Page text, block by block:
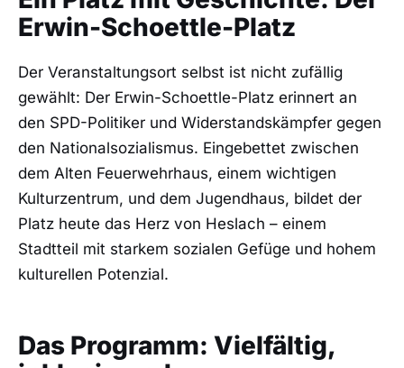
Erwin-Schoettle-Platz
Der Veranstaltungsort selbst ist nicht zufällig
gewählt: Der Erwin-Schoettle-Platz erinnert an
den SPD-Politiker und Widerstandskämpfer gegen
den Nationalsozialismus. Eingebettet zwischen
dem Alten Feuerwehrhaus, einem wichtigen
Kulturzentrum, und dem Jugendhaus, bildet der
Platz heute das Herz von Heslach – einem
Stadtteil mit starkem sozialen Gefüge und hohem
kulturellen Potenzial.
Das Programm: Vielfältig,